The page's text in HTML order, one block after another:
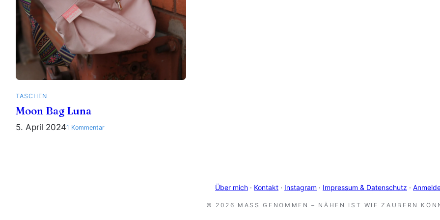
TASCHEN
Moon Bag Luna
5. April 20241 Kommentarzu
Über mich · Kontakt · Instagram · Impressum & Datenschutz ·
© 2026 MASS GENOMMEN – NÄHEN IST WIE ZAUBERN